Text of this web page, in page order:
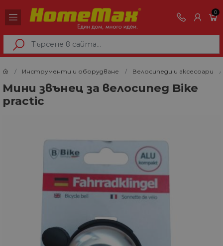
0
Инструменти и оборудване Велосипеди и аксесоари
Мини звънец за велосипед Bike
practic